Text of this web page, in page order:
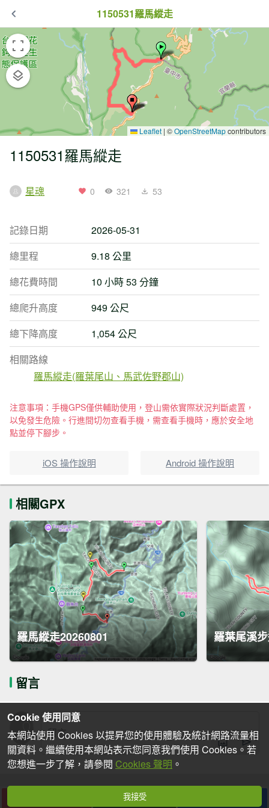
1150531羅馬縱走
Leaflet | ©OpenStreetMapcontributors
1150531羅馬縱走
星魂 0 321 53
記錄日期
2026-05-31
總里程
9.18 公里
總花費時間
10 小時 53 分鐘
總爬升高度
949 公尺
總下降高度
1,054 公尺
相關路線
羅馬縱走(羅葉尾山、馬武佐野郡山)
注意事項：手機GPS僅供輔助使用，登山需依實際狀況判斷處置，
以免發生危險。行進間切勿查看手機，需查看手機時，應於安全地
點並停下腳步。
iOS 操作說明 Android 操作說明
相關GPX
羅馬縱走20260801 羅葉尾溪
留言
下載
Cookie 使用同意
本網站使用 Cookies 以提昇您的使用體驗及統計網路流量相
關資料。繼續使用本網站表示您同意我們使用 Cookies。若
您想進一步了解，請參閱 Cookies 聲明 。
我接受